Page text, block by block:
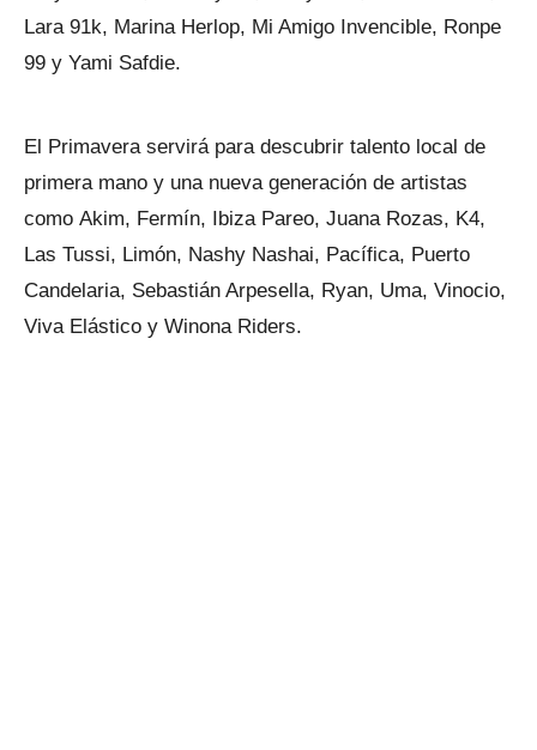
Lara 91k, Marina Herlop, Mi Amigo Invencible, Ronpe
99 y Yami Safdie.
El Primavera servirá para descubrir talento local de
primera mano y una nueva generación de artistas
como Akim, Fermín, Ibiza Pareo, Juana Rozas, K4,
Las Tussi, Limón, Nashy Nashai, Pacífica, Puerto
Candelaria, Sebastián Arpesella, Ryan, Uma, Vinocio,
Viva Elástico y Winona Riders.